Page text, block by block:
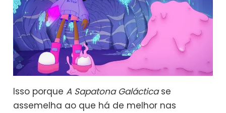
Isso porqueA Sapatona Galácticase
assemelha ao que há de melhor nas